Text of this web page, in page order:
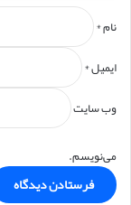
نام*
ایمیل*
وب‌ سایت
می‌نویسم.